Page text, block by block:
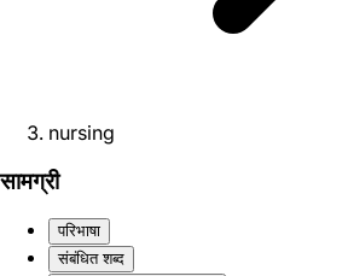
nursing
सामग्री
परिभाषा
संबंधित शब्द